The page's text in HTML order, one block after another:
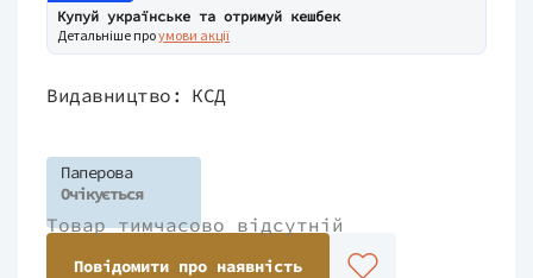
Купуй українське та отримуй кешбек
Детальніше проумови акції
Видавництво: КСД
Паперова
Очікується
Товар тимчасово відсутній
Повідомити про наявність